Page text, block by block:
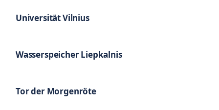
Universität Vilnius
Wasserspeicher Liepkalnis
Tor der Morgenröte